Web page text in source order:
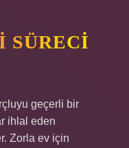
SÜRECI
geçerli bir
ihlal eden
Zorla ev için